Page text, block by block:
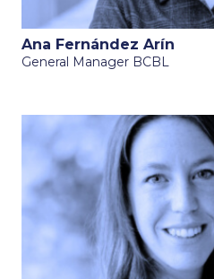
Ana Fernández Arín
General Manager BCBL